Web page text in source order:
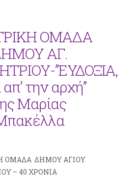
ΟΜΑΔΑ
ΑΓ.
”ΕΥΔΟΞΙΑ,
την αρχή”
Μαρίας
ΟΜΑΔΑ ΔΗΜΟΥ ΑΓΙΟΥ
– 40 ΧΡΟΝΙΑ